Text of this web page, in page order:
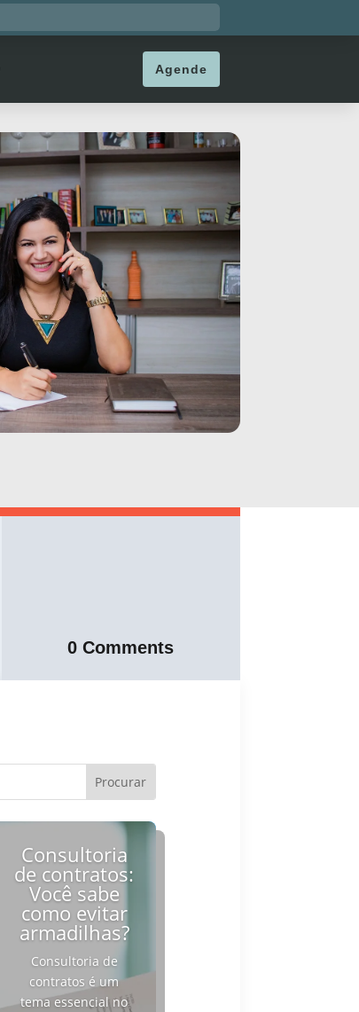
Agende
0 Comments
Consultoria
de contratos:
Você sabe
como evitar
armadilhas?
Consultoria de
contratos é um
tema essencial no